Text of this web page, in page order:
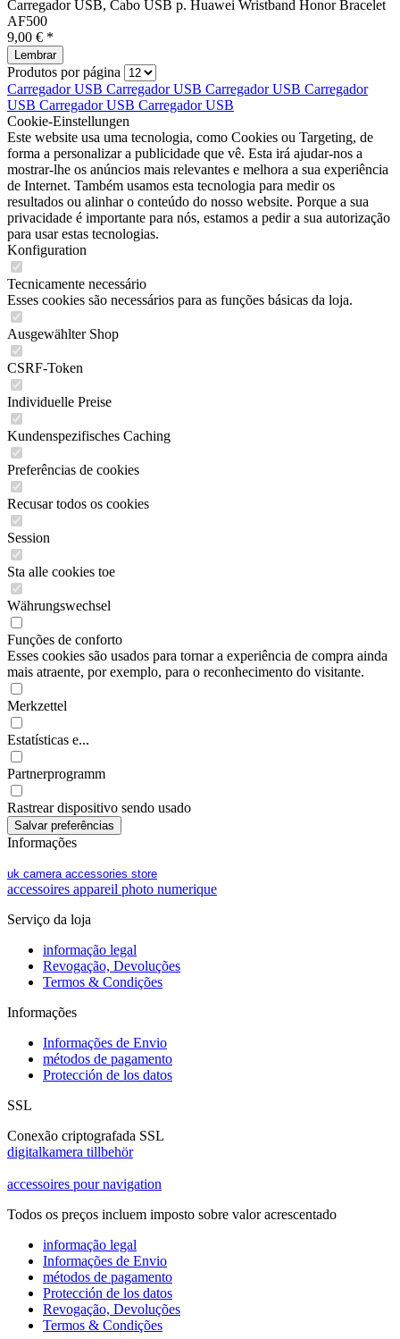
Carregador USB, Cabo USB p. Huawei Wristband Honor Bracelet
AF500
9,00 € *
Lembrar
Produtos por página
Carregador USB Carregador USB Carregador USB Carregador
USB Carregador USB Carregador USB
Cookie-Einstellungen
Este website usa uma tecnologia, como Cookies ou Targeting, de
forma a personalizar a publicidade que vê. Esta irá ajudar-nos a
mostrar-lhe os anúncios mais relevantes e melhora a sua experiência
de Internet. Também usamos esta tecnologia para medir os
resultados ou alinhar o conteúdo do nosso website. Porque a sua
privacidade é importante para nós, estamos a pedir a sua autorização
para usar estas tecnologias.
Konfiguration
Tecnicamente necessário
Esses cookies são necessários para as funções básicas da loja.
Ausgewählter Shop
CSRF-Token
Individuelle Preise
Kundenspezifisches Caching
Preferências de cookies
Recusar todos os cookies
Session
Sta alle cookies toe
Währungswechsel
Funções de conforto
Esses cookies são usados para tornar a experiência de compra ainda
mais atraente, por exemplo, para o reconhecimento do visitante.
Merkzettel
Estatísticas e...
Partnerprogramm
Rastrear dispositivo sendo usado
Informações
uk camera accessories store
accessoires appareil photo numerique
Serviço da loja
informação legal
Revogação, Devoluções
Termos & Condições
Informações
Informações de Envio
métodos de pagamento
Protección de los datos
SSL
Conexão criptografada SSL
digitalkamera tillbehör
accessoires pour navigation
Todos os preços incluem imposto sobre valor acrescentado
informação legal
Informações de Envio
métodos de pagamento
Protección de los datos
Revogação, Devoluções
Termos & Condições